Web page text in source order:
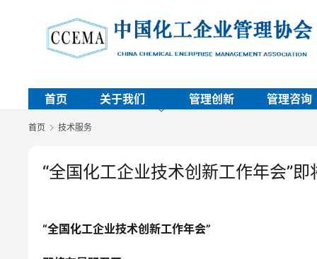
首页 关于我们 管理创新 管理咨询
首页 技术服务
“全国化工企业技术创新工作年会”
“全国化工企业技术创新工作年会”